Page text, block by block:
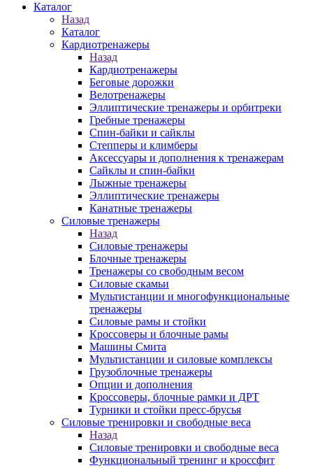
Каталог
Назад
Каталог
Кардиотренажеры
Назад
Кардиотренажеры
Беговые дорожки
Велотренажеры
Эллиптические тренажеры и орбитреки
Гребные тренажеры
Спин-байки и сайклы
Степперы и климберы
Аксессуары и дополнения к тренажерам
Сайклы и спин-байки
Лыжные тренажеры
Эллиптические тренажеры
Канатные тренажеры
Силовые тренажеры
Назад
Силовые тренажеры
Блочные тренажеры
Тренажеры со свободным весом
Силовые скамьи
Мультистанции и многофункциональные
тренажеры
Силовые рамы и стойки
Кроссоверы и блочные рамы
Машины Смита
Мультистанции и силовые комплексы
Грузоблочные тренажеры
Опции и дополнения
Кроссоверы, блочные рамки и ДРТ
Турники и стойки пресс-брусья
Силовые тренировки и свободные веса
Назад
Силовые тренировки и свободные веса
Функциональный тренинг и кроссфит